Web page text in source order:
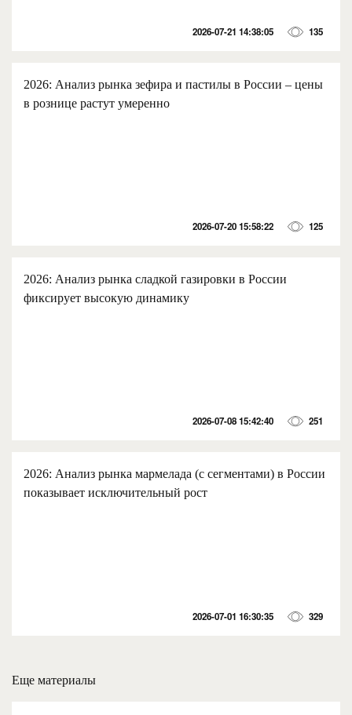
2026-07-21 14:38:05 135
2026: Анализ рынка зефира и пастилы в России – цены
в рознице растут умеренно
2026-07-20 15:58:22 125
2026: Анализ рынка сладкой газировки в России
фиксирует высокую динамику
2026-07-08 15:42:40 251
2026: Анализ рынка мармелада (с сегментами) в России
показывает исключительный рост
2026-07-01 16:30:35 329
Еще материалы